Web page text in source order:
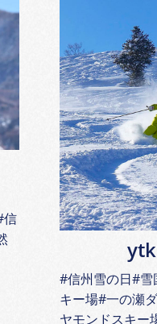
信
#信州雪の日#
キー場#一の瀬
ヤモンドスキー